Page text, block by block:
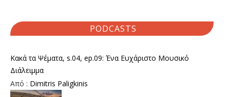
PODCASTS
Κακά τα Ψέματα, s.04, ep.09: Ένα Ευχάριστο Μουσικό
Διάλειμμα
Από : Dimitris Paligkinis